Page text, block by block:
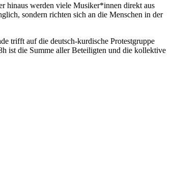
hinaus werden viele Musiker*innen direkt aus
sondern richten sich an die Menschen in der
trifft auf die deutsch-kurdische Protestgruppe
ist die Summe aller Beteiligten und die kollektive